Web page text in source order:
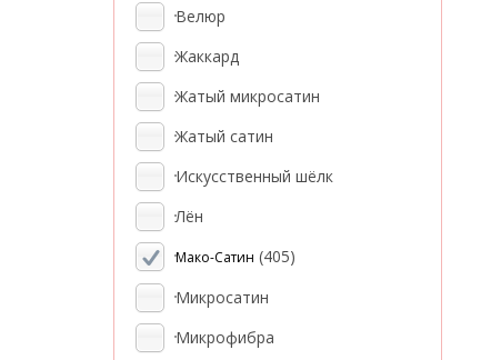
Велюр
Жаккард
Жатый микросатин
Жатый сатин
Искусственный шёлк
Лён
Мако-Сатин (405)
Микросатин
Микрофибра